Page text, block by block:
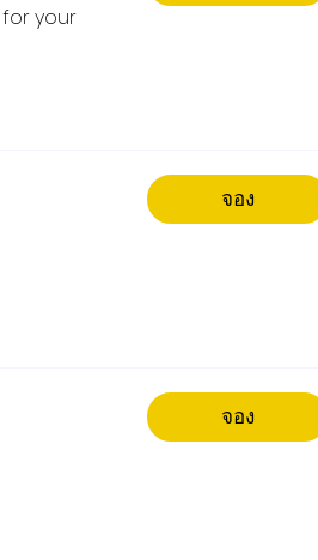
your
จอง
จอง